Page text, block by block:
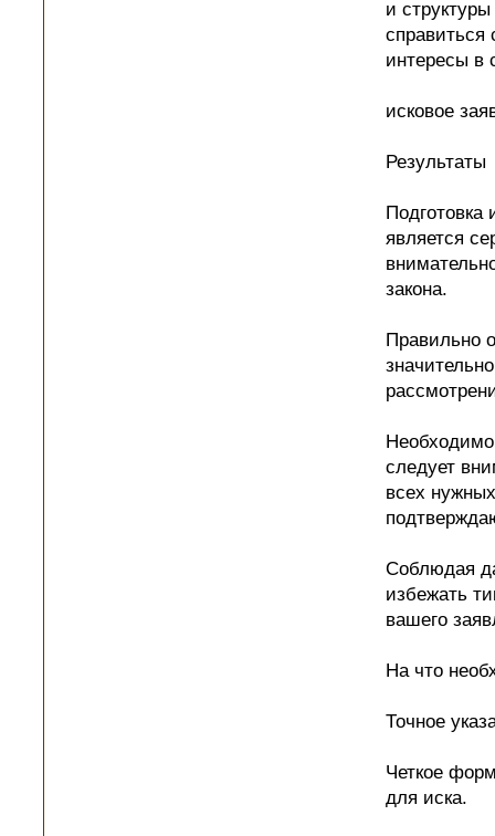
и
справиться
интересы в
исковое
Результаты
Подготовка
является
закона.
Правильно
Необходимо
следует
всех
Соблюдая
избежать
вашего
На что
Точное
Четкое
для иска.